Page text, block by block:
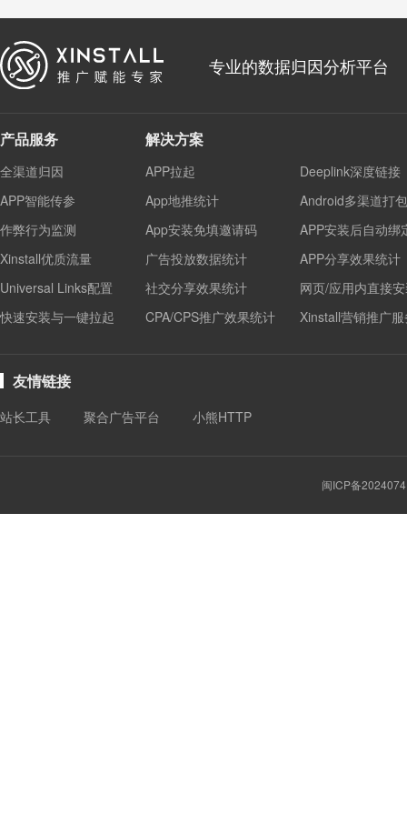
专业的数据归因分析平台
产品服务
全渠道归因
APP智能传参
作弊行为监测
Xinstall优质流量
Universal Links配置
快速安装与一键拉起
解决方案
APP拉起
Deeplink深度链接
App地推统计
Android多渠道打包
App安装免填邀请码
APP安装后自动绑
广告投放数据统计
APP分享效果统计
社交分享效果统计
网页/应用内直接
CPA/CPS推广效果统计
Xinstall营销推广
友情链接
站长工具 聚合广告平台 小熊HTTP
闽ICP备